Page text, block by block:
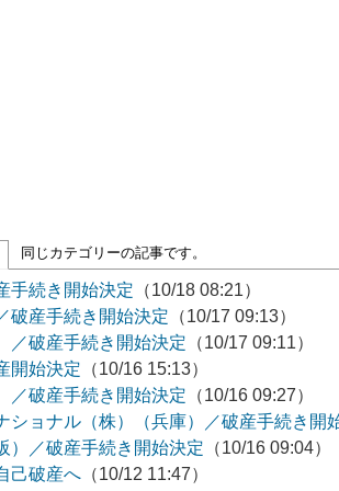
同じカテゴリーの記事です。
手続き開始決定 （10/18 08:21）
破産手続き開始決定 （10/17 09:13）
／破産手続き開始決定 （10/17 09:11）
開始決定 （10/16 15:13）
／破産手続き開始決定 （10/16 09:27）
ショナル（株）（兵庫）／破産手続き開
）／破産手続き開始決定 （10/16 09:04）
己破産へ （10/12 11:47）